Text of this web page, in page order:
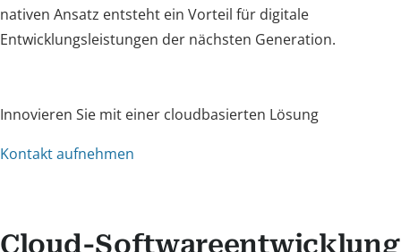
nativen Ansatz entsteht ein Vorteil für digitale
Entwicklungsleistungen der nächsten Generation.
Innovieren Sie mit einer cloudbasierten Lösung
Kontakt aufnehmen
Cloud-Softwareentwicklung